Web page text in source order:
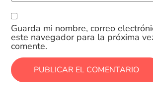
Guarda mi nombre, correo
este navegador para la próxima
comente.